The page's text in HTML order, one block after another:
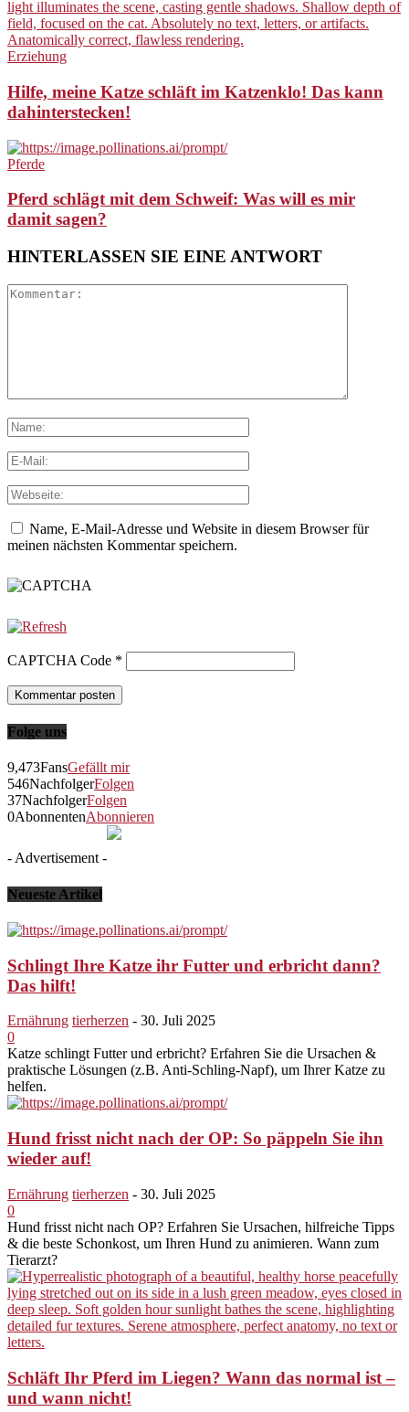
Erziehung
Hilfe, meine Katze schläft im Katzenklo! Das kann
dahinterstecken!
Pferde
Pferd schlägt mit dem Schweif: Was will es mir
damit sagen?
HINTERLASSEN SIE EINE ANTWORT
Name, E-Mail-Adresse und Website in diesem Browser für
meinen nächsten Kommentar speichern.
CAPTCHA Code *
Folge uns
9,473FansGefällt mir
546NachfolgerFolgen
37NachfolgerFolgen
0AbonnentenAbonnieren
- Advertisement -
Neueste Artikel
Schlingt Ihre Katze ihr Futter und erbricht dann?
Das hilft!
Ernährung tierherzen - 30. Juli 2025
0
Katze schlingt Futter und erbricht? Erfahren Sie die Ursachen &
praktische Lösungen (z.B. Anti-Schling-Napf), um Ihrer Katze zu
helfen.
Hund frisst nicht nach der OP: So päppeln Sie ihn
wieder auf!
Ernährung tierherzen - 30. Juli 2025
0
Hund frisst nicht nach OP? Erfahren Sie Ursachen, hilfreiche Tipps
& die beste Schonkost, um Ihren Hund zu animieren. Wann zum
Tierarzt?
Schläft Ihr Pferd im Liegen? Wann das normal ist –
und wann nicht!